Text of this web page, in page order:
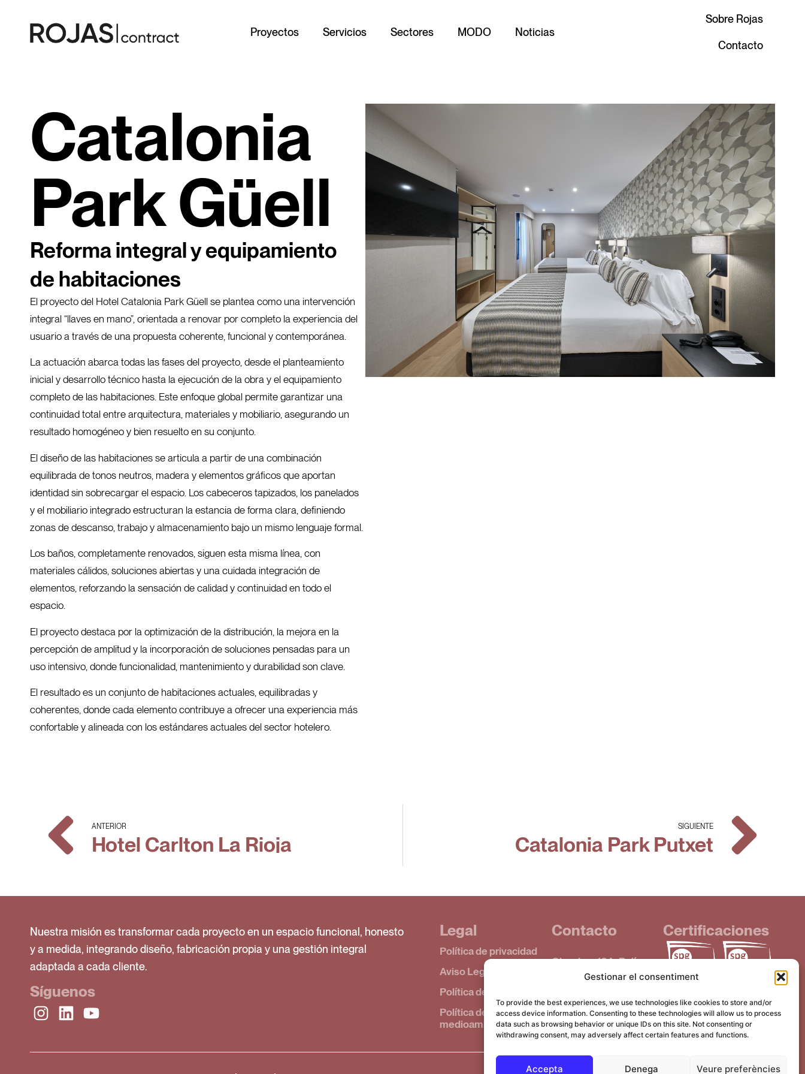
Gestionar el consentiment
To provide the best experiences, we use technologies like cookies to store and/or
access device information. Consenting to these technologies will allow us to process
data such as browsing behavior or unique IDs on this site. Not consenting or
withdrawing consent, may adversely affect certain features and functions.
Accepta Denega Veure preferències
Proyectos Servicios Sectores MODO Noticias
Sobre Rojas
Contacto
Catalonia
Park Güell
Reforma integral y equipamiento
de habitaciones
El proyecto del Hotel Catalonia Park Güell se plantea como una intervención
integral “llaves en mano”, orientada a renovar por completo la experiencia del
usuario a través de una propuesta coherente, funcional y contemporánea.
La actuación abarca todas las fases del proyecto, desde el planteamiento
inicial y desarrollo técnico hasta la ejecución de la obra y el equipamiento
completo de las habitaciones. Este enfoque global permite garantizar una
continuidad total entre arquitectura, materiales y mobiliario, asegurando un
resultado homogéneo y bien resuelto en su conjunto.
El diseño de las habitaciones se articula a partir de una combinación
equilibrada de tonos neutros, madera y elementos gráficos que aportan
identidad sin sobrecargar el espacio. Los cabeceros tapizados, los panelados
y el mobiliario integrado estructuran la estancia de forma clara, definiendo
zonas de descanso, trabajo y almacenamiento bajo un mismo lenguaje formal.
Los baños, completamente renovados, siguen esta misma línea, con
materiales cálidos, soluciones abiertas y una cuidada integración de
elementos, reforzando la sensación de calidad y continuidad en todo el
espacio.
El proyecto destaca por la optimización de la distribución, la mejora en la
percepción de amplitud y la incorporación de soluciones pensadas para un
uso intensivo, donde funcionalidad, mantenimiento y durabilidad son clave.
El resultado es un conjunto de habitaciones actuales, equilibradas y
coherentes, donde cada elemento contribuye a ofrecer una experiencia más
confortable y alineada con los estándares actuales del sector hotelero.
ANTERIOR
Hotel Carlton La Rioja
SIGUIENTE
Catalonia Park Putxet
Nuestra misión es transformar cada proyecto en un espacio funcional, honesto
y a medida, integrando diseño, fabricación propia y una gestión integral
adaptada a cada cliente.
Síguenos
Legal
Política de privacidad
Aviso Legal
Política de cookies (UE)
Política de calidad y
medioambiente
Contacto
Obradors 16A, Polígon
Santiga
de Mogoda
T. +34 933 893 262
Certificaciones